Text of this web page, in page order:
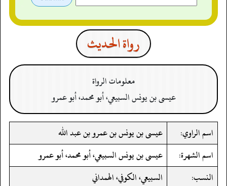
رواة الحدیث
معلومات الرواة
عيسى بن يونس السبيعي، أبو محمد، أبو عمرو
اسم الراوي:
عيسى بن يونس بن عمرو بن عبد الله
اسم الشهرة:
عيسى بن يونس السبيعي، أبو محمد، أبو عمرو
النسب:
السبيعي، الكوفي، الهمداني